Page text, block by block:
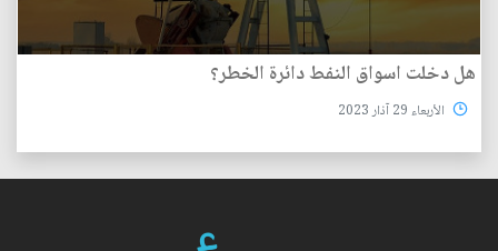
هل دخلت اسواق النفط دائرة الخطر؟
الأربعاء 29 آذار 2023